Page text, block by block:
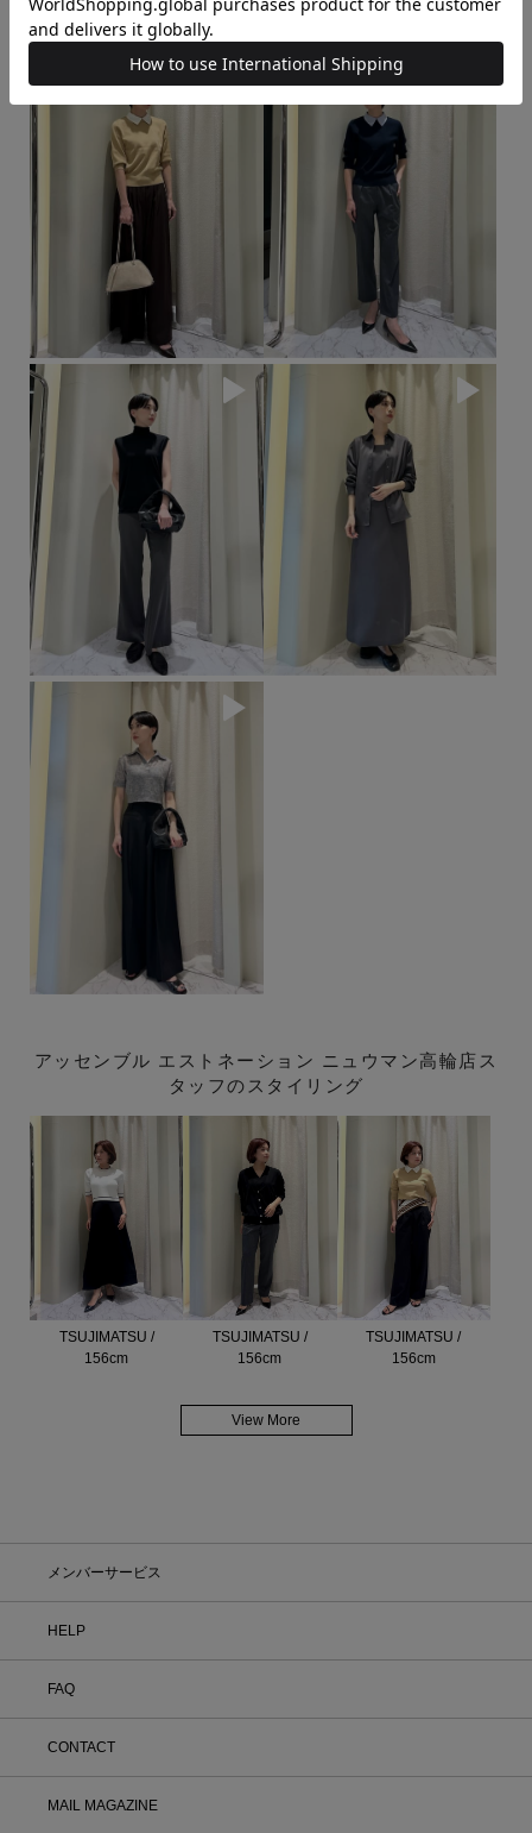
このスタッフの他のスタイリング
アッセンブル エストネーション ニュウマン高輪店ス
タッフのスタイリング
TSUJIMATSU /
156cm
TSUJIMATSU /
156cm
TSUJIMATSU /
156cm
View More
メンバーサービス
HELP
FAQ
CONTACT
MAIL MAGAZINE